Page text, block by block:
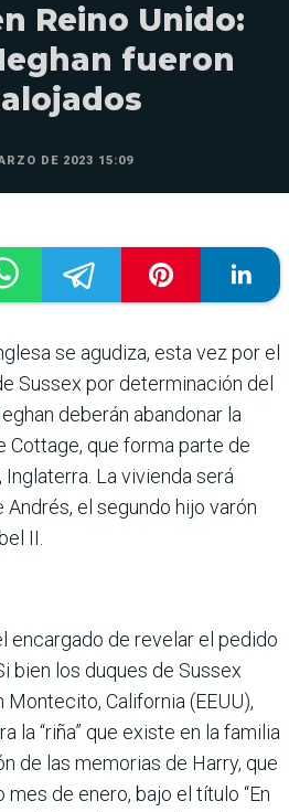
Reino Unido:
fueron
DE 2023 15:09
se agudiza, esta vez por el
Sussex por determinación del
deberán abandonar la
Cottage, que forma parte de
La vivienda será
el segundo hijo varón
II.
encargado de revelar el pedido
bien los duques de Sussex
California (EEUU),
la “riña” que existe en la familia
de las memorias de Harry, que
de enero, bajo el título “En